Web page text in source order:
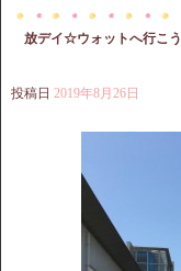
放デイ☆ウォットへ行こう
投稿日 2019年8月26日